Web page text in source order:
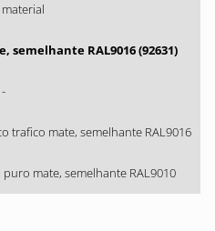
semelhante RAL9016 (92631)
-
trafico mate, semelhante RAL9016
puro mate, semelhante RAL9010